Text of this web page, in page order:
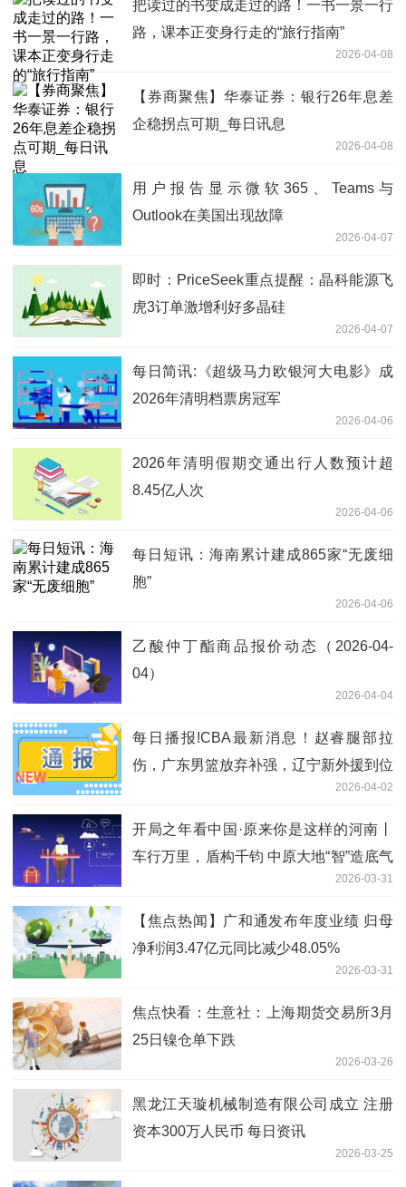
把读过的书变成走过的路！一书一景一行
路，课本正变身行走的“旅行指南”
2026-04-08
【券商聚焦】华泰证券：银行26年息差
企稳拐点可期_每日讯息
2026-04-08
用户报告显示微软365、Teams与
Outlook在美国出现故障
2026-04-07
即时：PriceSeek重点提醒：晶科能源飞
虎3订单激增利好多晶硅
2026-04-07
每日简讯:《超级马力欧银河大电影》成
2026年清明档票房冠军
2026-04-06
2026年清明假期交通出行人数预计超
8.45亿人次
2026-04-06
每日短讯：海南累计建成865家“无废细
胞”
2026-04-06
乙酸仲丁酯商品报价动态（2026-04-
04）
2026-04-04
每日播报!CBA最新消息！赵睿腿部拉
伤，广东男篮放弃补强，辽宁新外援到位
2026-04-02
开局之年看中国·原来你是这样的河南丨
车行万里，盾构千钧 中原大地“智”造底气
2026-03-31
【焦点热闻】广和通发布年度业绩 归母
净利润3.47亿元同比减少48.05%
2026-03-31
焦点快看：生意社：上海期货交易所3月
25日镍仓单下跌
2026-03-26
黑龙江天璇机械制造有限公司成立 注册
资本300万人民币 每日资讯
2026-03-25